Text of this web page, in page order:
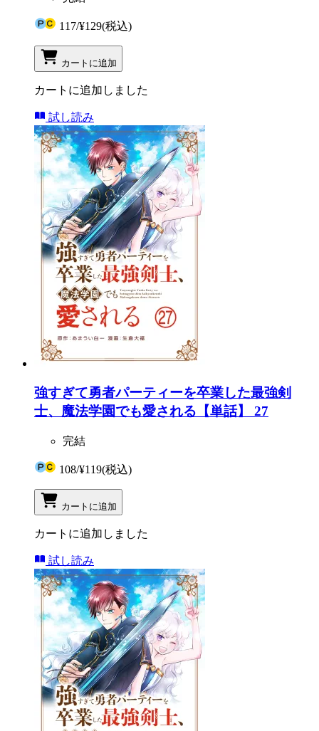
117/¥129(税込)
カートに追加
カートに追加しました
試し読み
強すぎて勇者パーティーを卒業した最強剣
士、魔法学園でも愛される【単話】 27
完結
108/¥119(税込)
カートに追加
カートに追加しました
試し読み